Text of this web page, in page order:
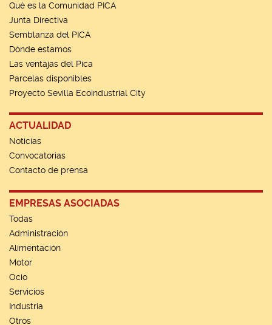
Qué es la Comunidad PICA
Junta Directiva
Semblanza del PICA
Dónde estamos
Las ventajas del Pica
Parcelas disponibles
Proyecto Sevilla Ecoindustrial City
ACTUALIDAD
Noticias
Convocatorias
Contacto de prensa
EMPRESAS ASOCIADAS
Todas
Administración
Alimentación
Motor
Ocio
Servicios
Industria
Otros